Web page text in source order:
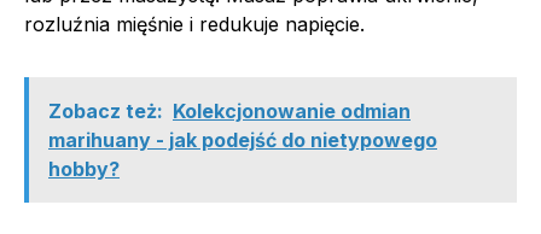
rozluźnia mięśnie i redukuje napięcie.
Zobacz też: Kolekcjonowanie odmian
marihuany - jak podejść do nietypowego
hobby?